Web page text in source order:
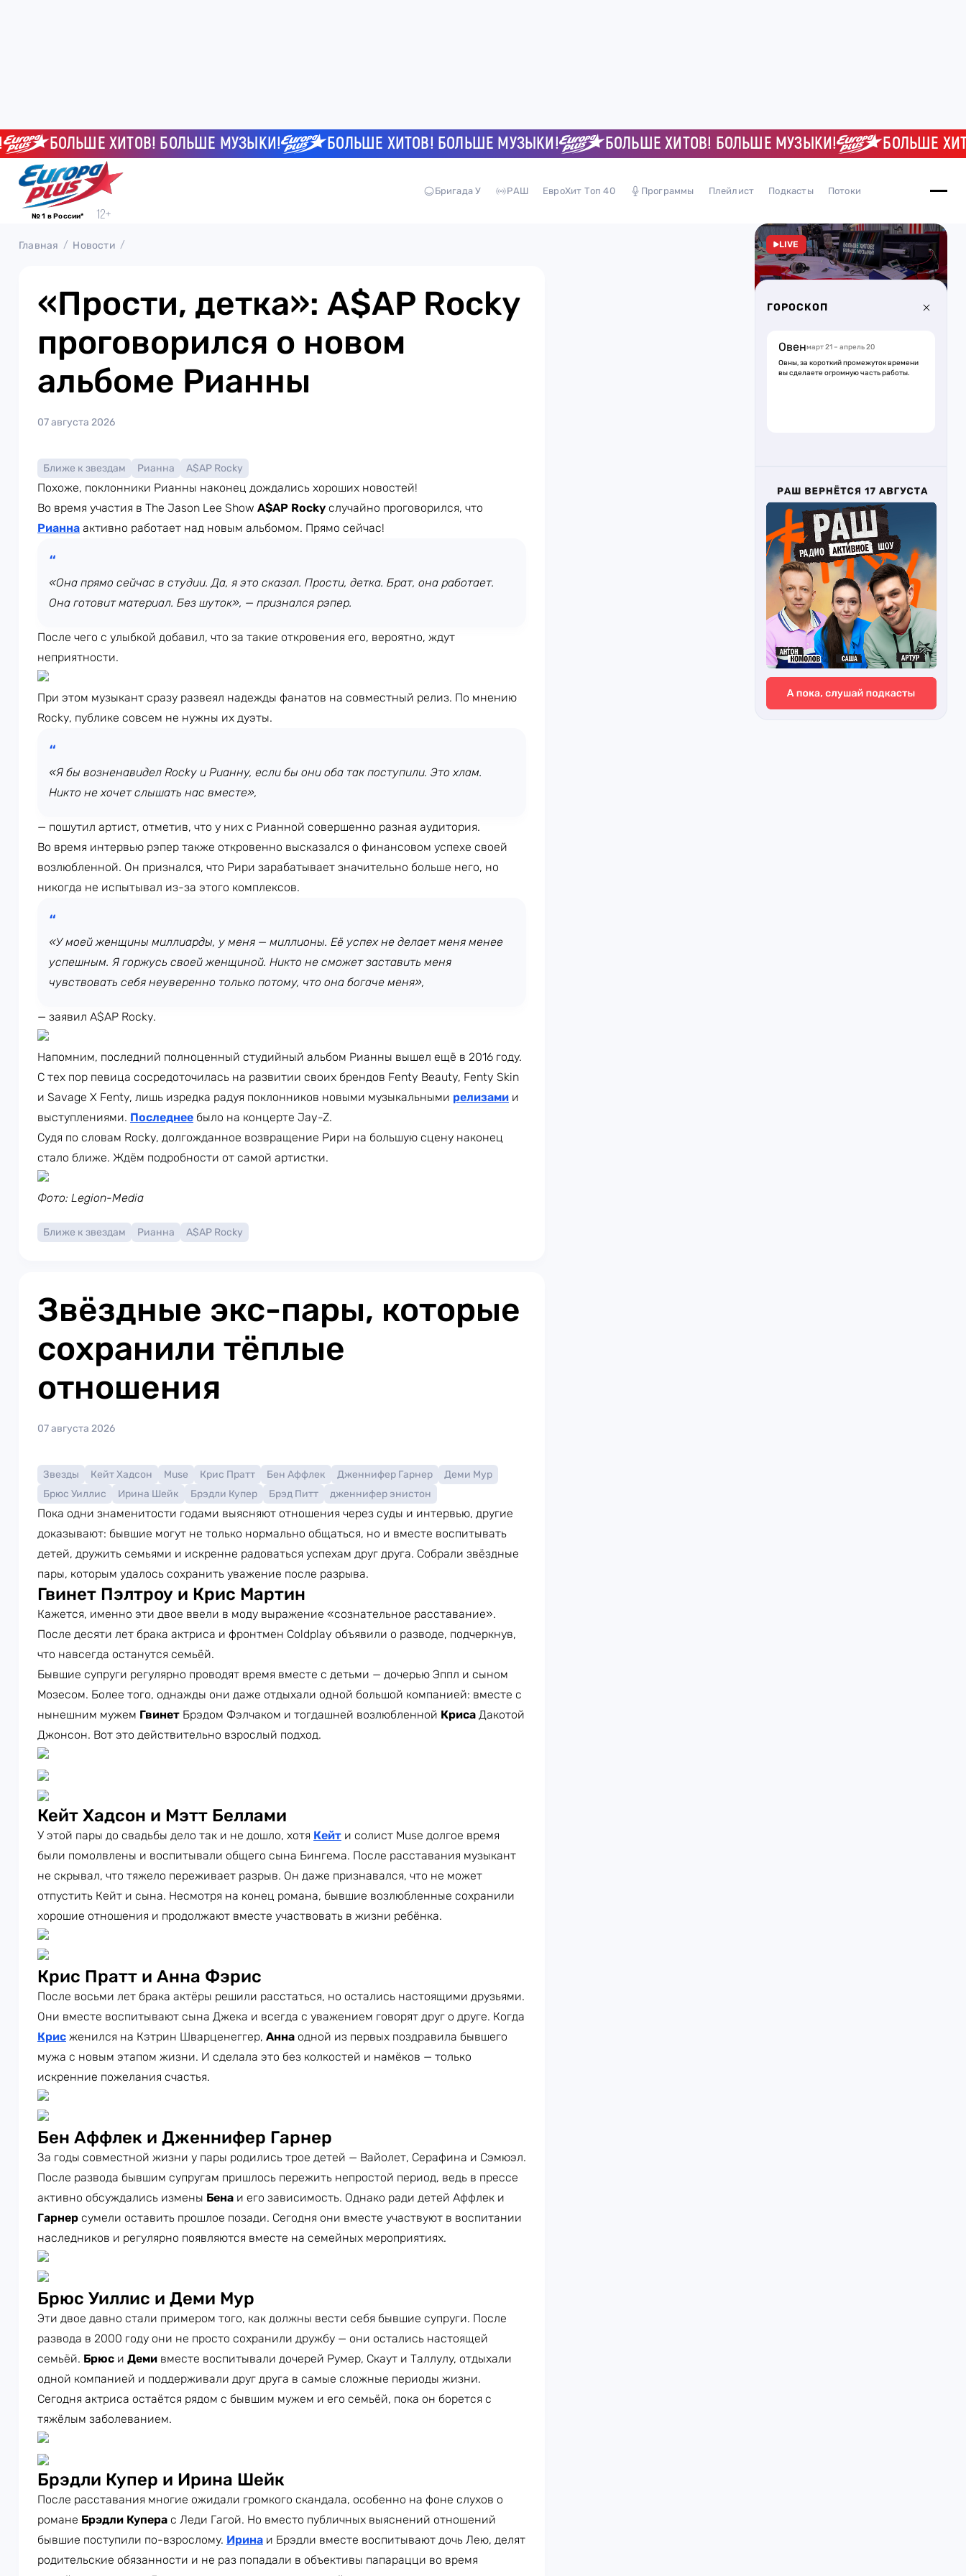
БОЛЬШЕ ХИТОВ! БОЛЬШЕ МУЗЫКИ! БОЛЬШЕ ХИТОВ! БОЛЬШЕ МУЗЫКИ! БОЛЬШЕ ХИТОВ! БОЛЬШЕ МУЗЫКИ! БОЛЬШЕ ХИТОВ!
№ 1 в России*
Бригада У РАШ ЕвроХит Топ 40 Программы Плейлист Подкасты Потоки
Главная Новости
«Прости, детка»: A$AP Rocky
проговорился о новом
альбоме Рианны
07 августа 2026
Ближе к звездам Рианна A$AP Rocky
Похоже, поклонники Рианны наконец дождались хороших новостей!
Во время участия в The Jason Lee Show A$AP Rocky случайно проговорился, что
Рианна активно работает над новым альбомом. Прямо сейчас!
«Она прямо сейчас в студии. Да, я это сказал. Прости, детка. Брат, она работает.
Она готовит материал. Без шуток», — признался рэпер.
После чего с улыбкой добавил, что за такие откровения его, вероятно, ждут
неприятности.
При этом музыкант сразу развеял надежды фанатов на совместный релиз. По мнению
Rocky, публике совсем не нужны их дуэты.
«Я бы возненавидел Rocky и Рианну, если бы они оба так поступили. Это хлам.
Никто не хочет слышать нас вместе»,
— пошутил артист, отметив, что у них с Рианной совершенно разная аудитория.
Во время интервью рэпер также откровенно высказался о финансовом успехе своей
возлюбленной. Он признался, что Рири зарабатывает значительно больше него, но
никогда не испытывал из-за этого комплексов.
«У моей женщины миллиарды, у меня — миллионы. Её успех не делает меня менее
успешным. Я горжусь своей женщиной. Никто не сможет заставить меня
чувствовать себя неуверенно только потому, что она богаче меня»,
— заявил A$AP Rocky.
Напомним, последний полноценный студийный альбом Рианны вышел ещё в 2016 году.
С тех пор певица сосредоточилась на развитии своих брендов Fenty Beauty, Fenty Skin
и Savage X Fenty, лишь изредка радуя поклонников новыми музыкальными релизами и
выступлениями. Последнее было на концерте Jay-Z.
Судя по словам Rocky, долгожданное возвращение Рири на большую сцену наконец
стало ближе. Ждём подробности от самой артистки.
Фото: Legion-Media
Ближе к звездам Рианна A$AP Rocky
Звёздные экс-пары, которые
сохранили тёплые
отношения
07 августа 2026
Звезды Кейт Хадсон Muse Крис Пратт Бен Аффлек Дженнифер Гарнер
Деми Мур
Брюс Уиллис
Ирина Шейк Брэдли Купер Брэд Питт дженнифер энистон
Пока одни знаменитости годами выясняют отношения через суды и интервью, другие
доказывают: бывшие могут не только нормально общаться, но и вместе воспитывать
детей, дружить семьями и искренне радоваться успехам друг друга. Собрали звёздные
пары, которым удалось сохранить уважение после разрыва.
Гвинет Пэлтроу и Крис Мартин
Кажется, именно эти двое ввели в моду выражение «сознательное расставание».
После десяти лет брака актриса и фронтмен Coldplay объявили о разводе, подчеркнув,
что навсегда останутся семьёй.
Бывшие супруги регулярно проводят время вместе с детьми — дочерью Эппл и сыном
Мозесом. Более того, однажды они даже отдыхали одной большой компанией: вместе с
нынешним мужем Гвинет Брэдом Фэлчаком и тогдашней возлюбленной Криса Дакотой
Джонсон. Вот это действительно взрослый подход.
Кейт Хадсон и Мэтт Беллами
У этой пары до свадьбы дело так и не дошло, хотя Кейт и солист Muse долгое время
были помолвлены и воспитывали общего сына Бингема. После расставания музыкант
не скрывал, что тяжело переживает разрыв. Он даже признавался, что не может
отпустить Кейт и сына. Несмотря на конец романа, бывшие возлюбленные сохранили
хорошие отношения и продолжают вместе участвовать в жизни ребёнка.
Крис Пратт и Анна Фэрис
После восьми лет брака актёры решили расстаться, но остались настоящими друзьями.
Они вместе воспитывают сына Джека и всегда с уважением говорят друг о друге. Когда
Крис женился на Кэтрин Шварценеггер, Анна одной из первых поздравила бывшего
мужа с новым этапом жизни. И сделала это без колкостей и намёков — только
искренние пожелания счастья.
Бен Аффлек и Дженнифер Гарнер
За годы совместной жизни у пары родились трое детей — Вайолет, Серафина и Сэмюэл.
После развода бывшим супругам пришлось пережить непростой период, ведь в прессе
активно обсуждались измены Бена и его зависимость. Однако ради детей Аффлек и
Гарнер сумели оставить прошлое позади. Сегодня они вместе участвуют в воспитании
наследников и регулярно появляются вместе на семейных мероприятиях.
Брюс Уиллис и Деми Мур
Эти двое давно стали примером того, как должны вести себя бывшие супруги. После
развода в 2000 году они не просто сохранили дружбу — они остались настоящей
семьёй. Брюс и Деми вместе воспитывали дочерей Румер, Скаут и Таллулу, отдыхали
одной компанией и поддерживали друг друга в самые сложные периоды жизни.
Сегодня актриса остаётся рядом с бывшим мужем и его семьёй, пока он борется с
тяжёлым заболеванием.
Брэдли Купер и Ирина Шейк
После расставания многие ожидали громкого скандала, особенно на фоне слухов о
романе Брэдли Купера с Леди Гагой. Но вместо публичных выяснений отношений
бывшие поступили по-взрослому. Ирина и Брэдли вместе воспитывают дочь Лею, делят
родительские обязанности и не раз попадали в объективы папарацци во время
LIVE
ГОРОСКОП
Овенмарт 21 – апрель 20
Овны, за короткий промежуток времени
вы сделаете огромную часть работы.